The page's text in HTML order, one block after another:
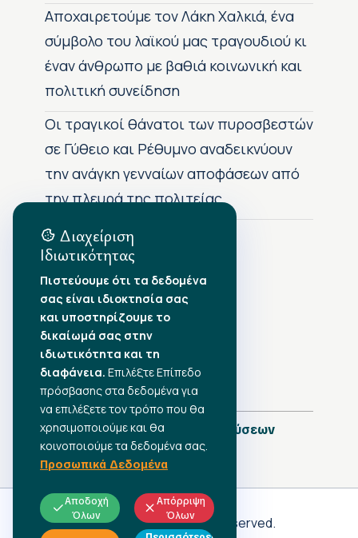
Αποχαιρετούμε τον Λάκη Χαλκιά, ένα
σύμβολο του λαϊκού μας τραγουδιού κι
έναν άνθρωπο με βαθιά κοινωνική και
πολιτική συνείδηση
Οι τραγικοί θάνατοι των πυροσβεστών
σε Γύθειο και Ρέθυμνο αναδεικνύουν
την ανάγκη γενναίων αποφάσεων από
την πλευρά της πολιτείας
Αρχείο Δημοσιεύσεων
•Αύγουστος 2026
•Ιούλιος 2026
•Ιούνιος 2026
•Μάιος 2026
•Απρίλιος 2026
•Μάρτιος 2026
Πλήρες Ημερολόγιο Δημοσιεύσεων
Γ.Σ.Ε.Ε
© 2026 All rights reserved.
Διαχείριση
Ιδιωτικότητας
Πιστεύουμε ότι τα δεδομένα
σας είναι ιδιοκτησία σας
και υποστηρίζουμε το
δικαίωμά σας στην
ιδιωτικότητα και τη
διαφάνεια. Επιλέξτε Επίπεδο
πρόσβασης στα δεδομένα για
να επιλέξετε τον τρόπο που θα
χρησιμοποιούμε και θα
κοινοποιούμε τα δεδομένα σας.
Προσωπικά Δεδομένα
Αποδοχή
Όλων
Απόρριψη
Όλων